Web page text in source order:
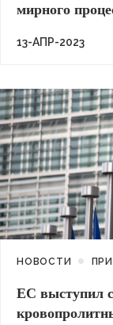
мирного
13-АПР-2023
НОВОСТИ
ЕС выступил